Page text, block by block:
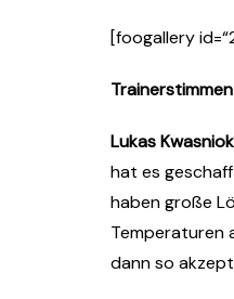
[foogallery
Trainerstimmen
Lukas
hat es
haben große
Temperaturen
dann so